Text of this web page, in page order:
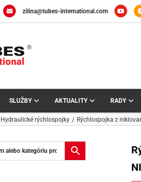
zilina@tubes-international.com
SLUŽBY AKTUALITY RADY
Hydraulické rýchlospojky Rýchlospojka z